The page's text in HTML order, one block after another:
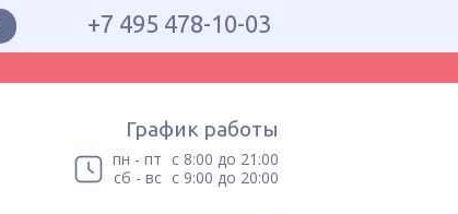
+7 495 478-10-03
График работы
пн - пт с 8:00 до 21:00
сб - вс с 9:00 до 20:00